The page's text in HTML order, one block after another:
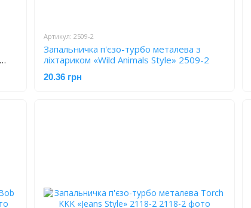
Артикул: 2509-2
Запальничка п'єзо-турбо металева з
ліхтариком «Wild Animals Style» 2509-2
20.36 грн